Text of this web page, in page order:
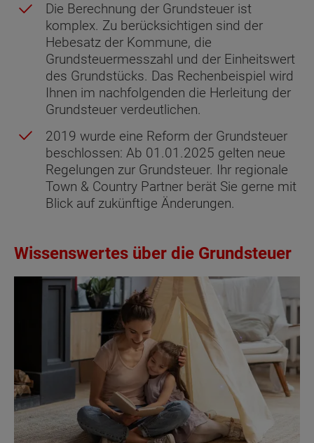
Die Berechnung der Grundsteuer ist
komplex. Zu berücksichtigen sind der
Hebesatz der Kommune, die
Grundsteuermesszahl und der Einheitswert
des Grundstücks. Das Rechenbeispiel wird
Ihnen im nachfolgenden die Herleitung der
Grundsteuer verdeutlichen.
2019 wurde eine Reform der Grundsteuer
beschlossen: Ab 01.01.2025 gelten neue
Regelungen zur Grundsteuer. Ihr regionale
Town & Country Partner berät Sie gerne mit
Blick auf zukünftige Änderungen.
Wissenswertes über die Grundsteuer